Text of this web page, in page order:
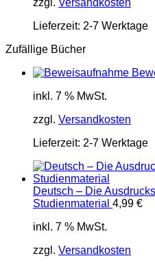
Lieferzeit: 2-7 Werktage
Zufällige Bücher
inkl. 7 % MwSt.
zzgl. Versandkosten
Lieferzeit: 2-7 Werktage
Deutsch – Die
Studienmaterial 4,99 €
inkl. 7 % MwSt.
zzgl. Versandkosten